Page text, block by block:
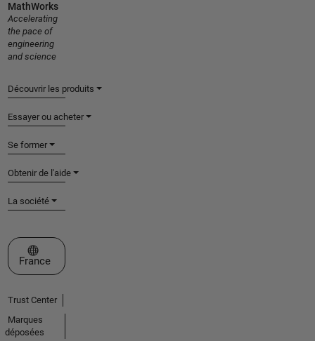
MathWorks
Accelerating
the pace of
engineering
and science
Découvrir les produits
Essayer ou acheter
Se former
Obtenir de l'aide
La société
Sélectionner un site web
France
Trust Center
Marques
déposées